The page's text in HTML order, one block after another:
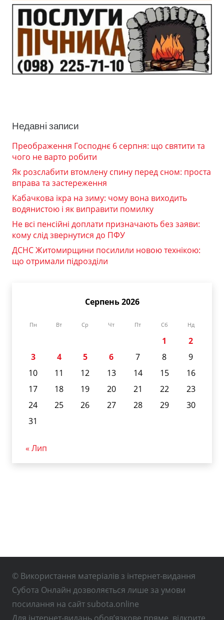
Недавні записи
Преображення Господнє 6 серпня: що святити та
чого не варто робити
Як розслабити втомлену спину перед сном: проста
вправа та застереження
Кабачкова ікра на зиму: чому вона виходить
водянистою і як виправити помилку
Не всі пенсійні доплати призначають без заяви:
кому слід звернутися до ПФУ
ДСНС Житомирщини посилили новою технікою:
що отримали підрозділи
Серпень 2026
Пн Вт Ср Чт Пт Сб Нд
1
2
3
4 5 6 7 8
9
10
11 12 13 14 15
16
17
18 19 20 21 22
23
24
25 26 27 28 29
30
31
« Лип
© Використання матеріалів з інтернет-видання
Субота Онлайн дозволяється лише за умови
посилання на сайт subota.online